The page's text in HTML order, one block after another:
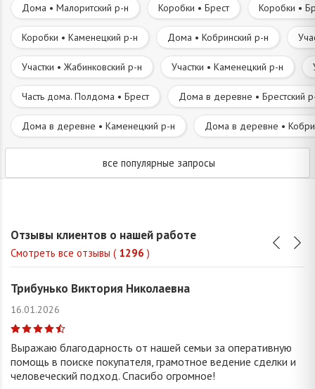
Дома • Малоритский р-н Коробки • Брест Коробки •
Коробки • Каменецкий р-н Дома • Кобринский р-н
Участки • Жабинковский р-н Участки • Каменецкий р-н
Часть дома. Полдома • Брест Дома в деревне • Брестский
Дома в деревне • Каменецкий р-н Дома в деревне •
все популярные запросы
Отзывы клиентов о нашей работе
Смотреть все отзывы ( 1296 )
Трибунько Виктория Николаевна
16.01.2026
Выражаю благодарность от нашей семьи за оперативную
помощь в поиске покупателя, грамотное ведение сделки и
человеческий подход. Спасибо огромное!